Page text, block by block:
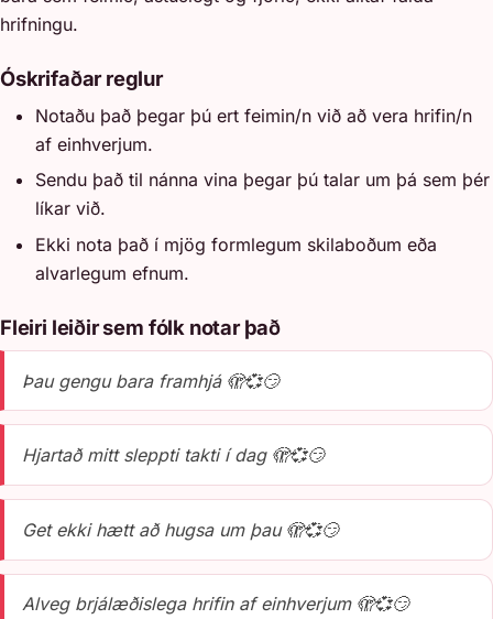
hrifningu.
Óskrifaðar reglur
Notaðu það þegar þú ert feimin/n við að vera hrifin/n
af einhverjum.
Sendu það til nánna vina þegar þú talar um þá sem þér
líkar við.
Ekki nota það í mjög formlegum skilaboðum eða
alvarlegum efnum.
Fleiri leiðir sem fólk notar það
Þau gengu bara framhjá 🫣💞😏
Hjartað mitt sleppti takti í dag 🫣💞😏
Get ekki hætt að hugsa um þau 🫣💞😏
Alveg brjálæðislega hrifin af einhverjum 🫣💞😏